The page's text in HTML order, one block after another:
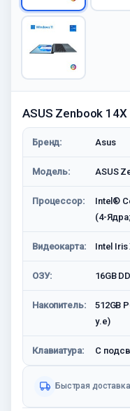
ASUS Zenbook
Бренд: Asus
Модель: ASUS
Процессор:
Intel®
(4-
Видеокарта: Intel Iris
ОЗУ: 16GB
Накопитель:
512GB
у.е)
Клавиатура: С
Быстрая доставка